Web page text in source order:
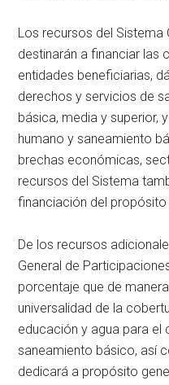
Los recursos del Sistema
destinarán a financiar las
entidades beneficiarias,
derechos y servicios de
básica, media y superior,
humano y saneamiento
brechas económicas,
recursos del Sistema
financiación del propósito
De los recursos
General de
porcentaje que de
universalidad de la
educación y agua para el
saneamiento básico, así
dedicará a propósito